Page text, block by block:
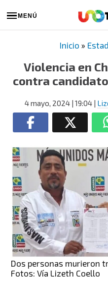
MENÚ
Inicio »
Violencia en
contra
4 mayo, 2024| 19:04|
Dos personas murieron
Fotos: Vía Lizeth Coello